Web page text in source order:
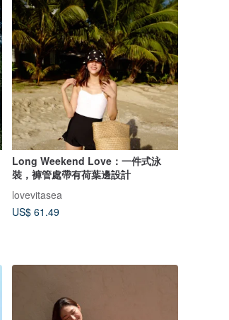
Long Weekend Love：一件式泳
裝，褲管處帶有荷葉邊設計
lovevitasea
US$ 61.49